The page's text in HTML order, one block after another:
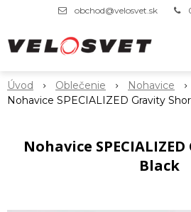
obchod@velosvet.sk
Úvod Oblečenie Nohavice
Nohavice SPECIALIZED Gravity
Nohavice
Black